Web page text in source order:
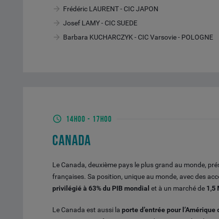
Frédéric LAURENT - CIC JAPON
Josef LAMY - CIC SUEDE
Barbara KUCHARCZYK - CIC Varsovie - POLOGNE
14H00 - 17H00
CANADA
Le Canada, deuxième pays le plus grand au monde,
françaises. Sa position, unique au monde, avec des
privilégié à 63% du PIB mondial et à un marché de 1,5
Le Canada est aussi la porte d’entrée pour l’Amérique